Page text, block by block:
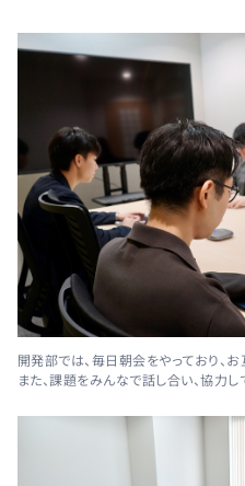
開発部では、毎日朝会をやっており、
また、課題をみんなで話し合い、協力し